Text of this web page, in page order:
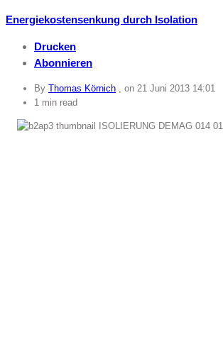
Energiekostensenkung durch Isolation
Drucken
Abonnieren
By Thomas Körnich , on 21 Juni 2013 14:01
1 min read